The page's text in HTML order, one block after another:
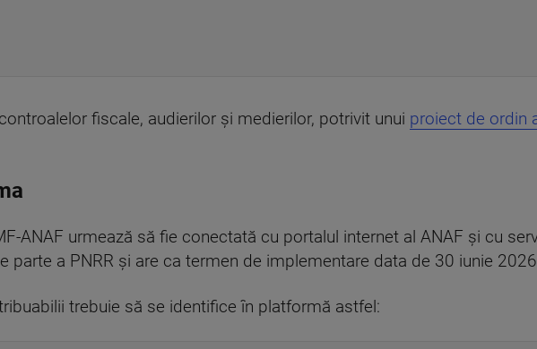
fiscale, audierilor și medierilor, potrivit unui proiect de ordin
ANAF urmează să fie conectată cu portalul internet al ANAF și cu
parte a PNRR și are ca termen de implementare data de 30 iunie
trebuie să se identifice în platformă astfel: